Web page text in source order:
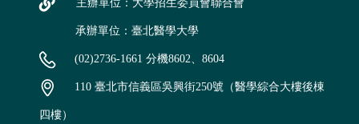
主辦單位：大學招生委員會聯合會
承辦單位：臺北醫學大學
(02)2736-1661 分機8602、8604
110 臺北市信義區吳興街250號（醫學綜合大樓後棟
四樓）